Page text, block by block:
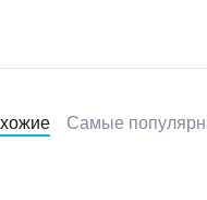
Самые